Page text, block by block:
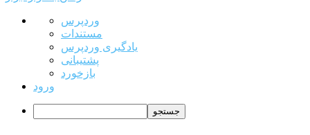
درباره
وردپرس
وردپرس
مستندات
یادگیری وردپرس
پشتیبانی
بازخورد
ورود
جستجو